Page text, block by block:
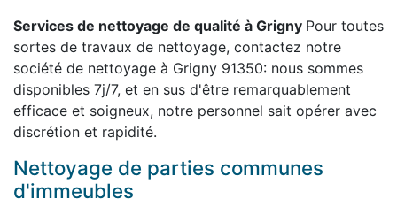
Services de nettoyage de qualité à Grigny Pour toutes
sortes de travaux de nettoyage, contactez notre
société de nettoyage à Grigny 91350: nous sommes
disponibles 7j/7, et en sus d'être remarquablement
efficace et soigneux, notre personnel sait opérer avec
discrétion et rapidité.
Nettoyage de parties communes
d'immeubles